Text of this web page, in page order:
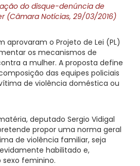
do disque-denúncia de
(Câmara Notícias, 29/03/2016)
aprovaram o Projeto de Lei (PL)
os mecanismos de
a mulher. A proposta define
das equipes policiais
de violência doméstica ou
deputado Sergio Vidigal
propor uma norma geral
de violência familiar, seja
habilitado e,
feminino.